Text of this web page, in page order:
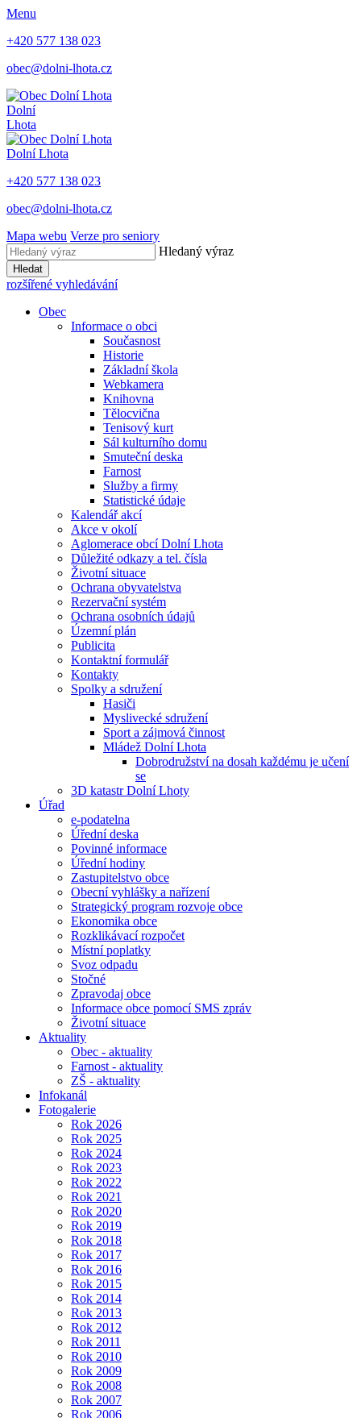
Menu
+420 577 138 023
obec@dolni-lhota.cz
Dolní
Lhota
Dolní Lhota
+420 577 138 023
obec@dolni-lhota.cz
Mapa webu Verze pro seniory
Hledaný výraz
Hledat
rozšířené vyhledávání
Obec
Informace o obci
Současnost
Historie
Základní škola
Webkamera
Knihovna
Tělocvična
Tenisový kurt
Sál kulturního domu
Smuteční deska
Farnost
Služby a firmy
Statistické údaje
Kalendář akcí
Akce v okolí
Aglomerace obcí Dolní Lhota
Důležité odkazy a tel. čísla
Životní situace
Ochrana obyvatelstva
Rezervační systém
Ochrana osobních údajů
Územní plán
Publicita
Kontaktní formulář
Kontakty
Spolky a sdružení
Hasiči
Myslivecké sdružení
Sport a zájmová činnost
Mládež Dolní Lhota
Dobrodružství na dosah každému je učení
se
3D katastr Dolní Lhoty
Úřad
e-podatelna
Úřední deska
Povinné informace
Úřední hodiny
Zastupitelstvo obce
Obecní vyhlášky a nařízení
Strategický program rozvoje obce
Ekonomika obce
Rozklikávací rozpočet
Místní poplatky
Svoz odpadu
Stočné
Zpravodaj obce
Informace obce pomocí SMS zpráv
Životní situace
Aktuality
Obec - aktuality
Farnost - aktuality
ZŠ - aktuality
Infokanál
Fotogalerie
Rok 2026
Rok 2025
Rok 2024
Rok 2023
Rok 2022
Rok 2021
Rok 2020
Rok 2019
Rok 2018
Rok 2017
Rok 2016
Rok 2015
Rok 2014
Rok 2013
Rok 2012
Rok 2011
Rok 2010
Rok 2009
Rok 2008
Rok 2007
Rok 2006